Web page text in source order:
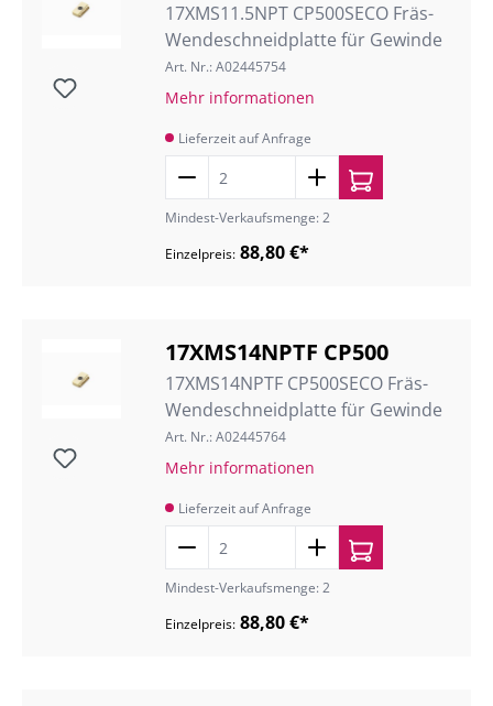
17XMS11.5NPT CP500SECO Fräs-
Wendeschneidplatte für Gewinde
Art. Nr.: A02445754
Mehr informationen
Lieferzeit auf Anfrage
Mindest-Verkaufsmenge: 2
Einzelpreis: 88,80 €*
17XMS14NPTF CP500
17XMS14NPTF CP500SECO Fräs-
Wendeschneidplatte für Gewinde
Art. Nr.: A02445764
Mehr informationen
Lieferzeit auf Anfrage
Mindest-Verkaufsmenge: 2
Einzelpreis: 88,80 €*